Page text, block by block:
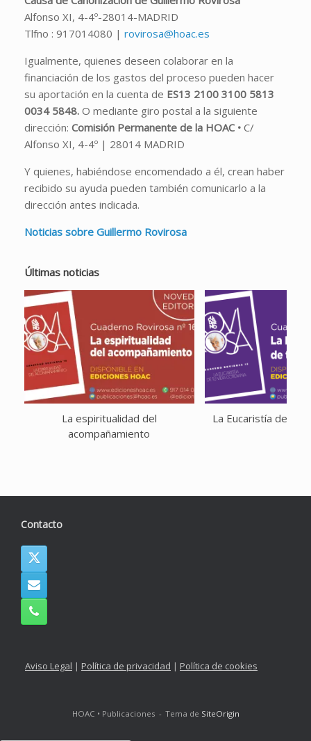
Alfonso XI, 4-4º-28014-MADRID
Tlfno : 917014080 | rovirosa@hoac.es
Igualmente, quienes deseen colaborar en la
financiación de los gastos del proceso pueden hacer
su aportación en la cuenta de ES13 2100 3100 5813
0034 5848. O mediante giro postal a la siguiente
dirección: Comisión Permanente de la HOAC • C/
Alfonso XI, 4-4º | 28014 MADRID
Y quienes, habiéndose encomendado a él, crean haber
recibido su ayuda pueden también comunicarlo a la
dirección antes indicada.
Noticias sobre Guillermo Rovirosa
Últimas noticias
La espiritualidad del
acompañamiento
La Eucaristía de tu
Contacto
Aviso Legal | Política de privacidad | Política de cookies
HOAC • Publicaciones Tema de SiteOrigin